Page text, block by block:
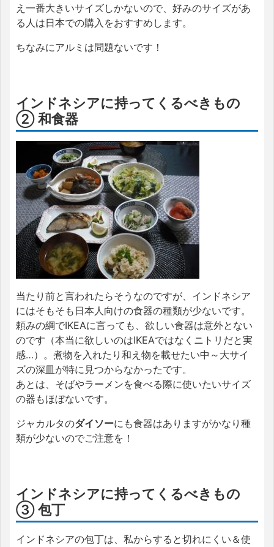
え一番大きいサイズしかないので、好みのサイズがあ
る人は日本での購入をおすすめします。
ちなみにアルミは問題ないです！
インドネシアに持ってくるべきもの
② 和食器
当たり前と言われたらそうなのですが、インドネシア
にはそもそも日本人向けの食器の種類が少ないです。
頼みの綱でIKEAに言っても、欲しい食器は意外とない
のです（本当に欲しいのはIKEAではなくニトリだと実
感…）。煮物を入れたり和え物を載せたい中～大サイ
ズの深皿が特に見つからなかったです。
あとは、そばやラーメンを食べる際に使いたいサイズ
の器もほぼないです。
ジャカルタのダイソーにも食器はありますがかなり種
類が少ないのでご注意を！
インドネシアに持ってくるべきもの
③ 包丁
インドネシアの包丁は、私からすると切れにくい＆使